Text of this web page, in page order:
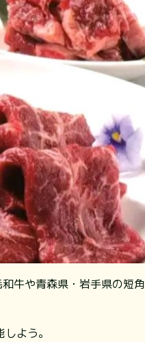
牛や青森県・岩手県の短角
よう。